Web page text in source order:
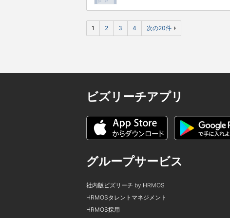
1 2 3 4 次の20件
ビズリーチアプリ
グループサービス
社内版ビズリーチ by HRMOS
HRMOSタレントマネジメント
HRMOS採用